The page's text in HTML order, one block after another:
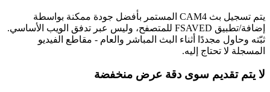
يتم تسجيل بث CAM4 المستمر بأفضل جودة ممكنة بواسطة
إضافة/تطبيق FSAVED للمتصفح، وليس عبر تدفق الويب الأساسي.
ثبّته وحاول مجددًا أثناء البث المباشر والعام - مقاطع الفيديو
المسجلة لا تحتاج إليه.
لا يتم تقديم سوى دقة عرض منخفضة